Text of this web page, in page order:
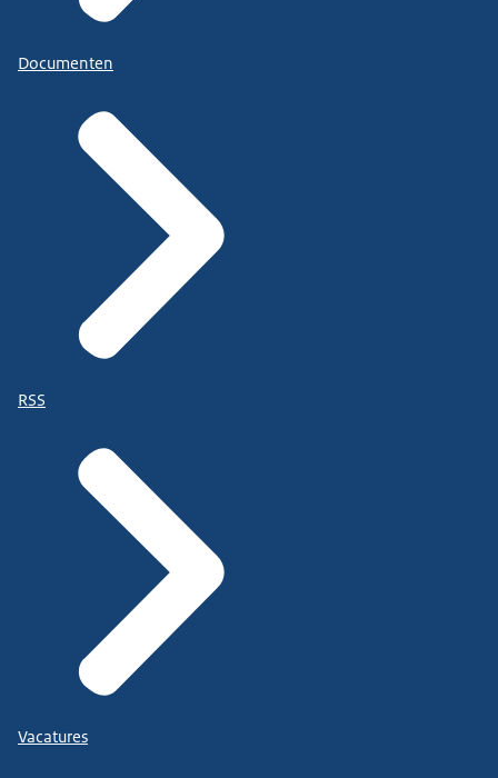
Documenten
RSS
Vacatures